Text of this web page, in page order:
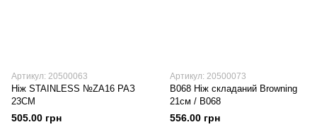
Артикул: 20500063
Ніж STAINLESS №ZА16 РАЗ
23СМ
505.00 грн
Артикул: 20500073
В068 Ніж складаний Browning
21см / В068
556.00 грн